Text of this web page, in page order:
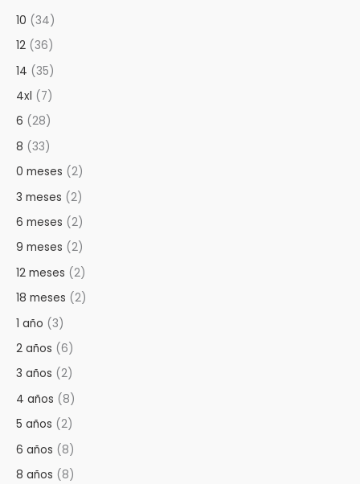
10 (34)
12 (36)
14 (35)
4xl (7)
6 (28)
8 (33)
0 meses (2)
3 meses (2)
6 meses (2)
9 meses (2)
12 meses (2)
18 meses (2)
1 año (3)
2 años (6)
3 años (2)
4 años (8)
5 años (2)
6 años (8)
8 años (8)